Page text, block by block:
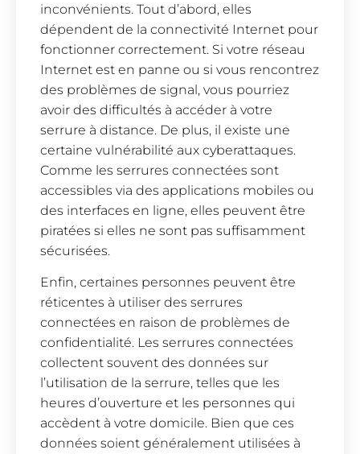
inconvénients. Tout d’abord, elles
dépendent de la connectivité Internet pour
fonctionner correctement. Si votre réseau
Internet est en panne ou si vous rencontrez
des problèmes de signal, vous pourriez
avoir des difficultés à accéder à votre
serrure à distance. De plus, il existe une
certaine vulnérabilité aux cyberattaques.
Comme les serrures connectées sont
accessibles via des applications mobiles ou
des interfaces en ligne, elles peuvent être
piratées si elles ne sont pas suffisamment
sécurisées.
Enfin, certaines personnes peuvent être
réticentes à utiliser des serrures
connectées en raison de problèmes de
confidentialité. Les serrures connectées
collectent souvent des données sur
l’utilisation de la serrure, telles que les
heures d’ouverture et les personnes qui
accèdent à votre domicile. Bien que ces
données soient généralement utilisées à